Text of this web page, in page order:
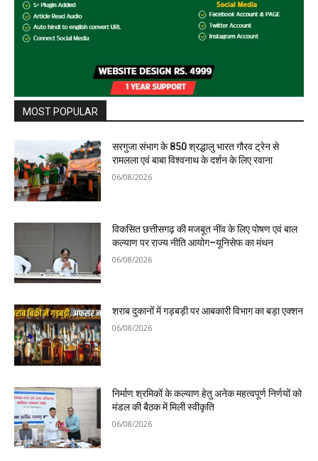
MOST POPULAR
सरगुजा संभाग के 850 श्रद्धालु भारत गौरव ट्रेन से
रामलला एवं बाबा विश्वनाथ के दर्शन के लिए रवाना
06/08/2026
विकसित छत्तीसगढ़ की मजबूत नींव के लिए पोषण एवं बाल
कल्याण पर राज्य नीति आयोग–यूनिसेफ का मंथन
06/08/2026
शराब दुकानों में गड़बड़ी पर आबकारी विभाग का बड़ा एक्शन
06/08/2026
निर्माण श्रमिकों के कल्याण हेतु अनेक महत्वपूर्ण निर्णयों को
मंडल की बैठक में मिली स्वीकृति
06/08/2026